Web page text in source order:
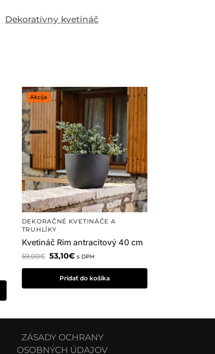
Dekoratívny kvetináč
Akcija
DEKORAČNÉ KVETINÁČE A
TRUHLÍKY
Kvetináč Rim antracitový 40 cm
59,00€ 53,10€ s DPH
Pridať do košíka
ZÁSADY OCHRANY
OSOBNÝCH ÚDAJOV